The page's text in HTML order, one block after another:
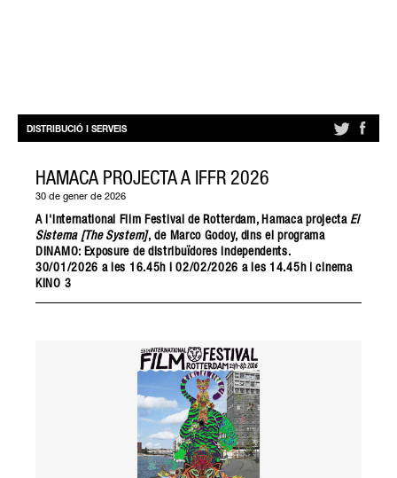
DISTRIBUCIÓ I SERVEIS
HAMACA PROJECTA A IFFR 2026
30 de gener de 2026
A l'International Film Festival de Rotterdam, Hamaca projectaEl
Sistema [The System], de Marco Godoy, dins el programa
DINAMO: Exposure de distribuïdores independents.
30/01/2026 a les 16.45h i 02/02/2026 a les 14.45h | cinema
KINO 3